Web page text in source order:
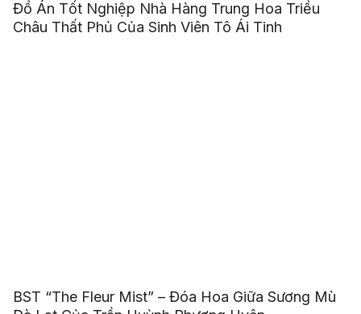
Đồ Án Tốt Nghiệp Nhà Hàng Trung Hoa Triều
Châu Thất Phủ Của Sinh Viên Tô Ái Tinh
BST “The Fleur Mist” – Đóa Hoa Giữa Sương Mù